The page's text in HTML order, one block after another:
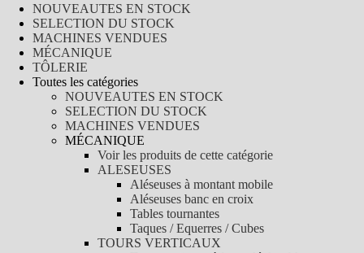
NOUVEAUTES EN STOCK
SELECTION DU STOCK
MACHINES VENDUES
MÉCANIQUE
TÔLERIE
Toutes les catégories
NOUVEAUTES EN STOCK
SELECTION DU STOCK
MACHINES VENDUES
MÉCANIQUE
Voir les produits de cette catégorie
ALESEUSES
Aléseuses à montant mobile
Aléseuses banc en croix
Tables tournantes
Taques / Equerres / Cubes
TOURS VERTICAUX